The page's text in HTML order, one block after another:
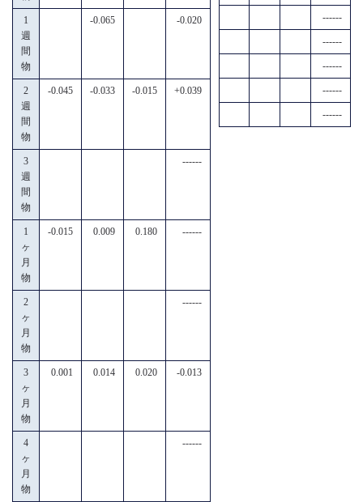
1
週
間
物
-0.065 -0.020
2
週
間
物
-0.045 -0.033 -0.015 +0.039
3
週
間
物
------
1
ヶ
月
物
-0.015 0.009 0.180 ------
2
ヶ
月
物
------
3
ヶ
月
物
0.001 0.014 0.020 -0.013
4
ヶ
月
物
------
------
------
------
------
------